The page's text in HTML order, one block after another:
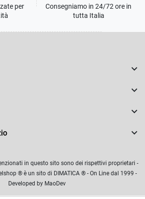
per
Consegniamo in 24/72 ore in
tutta Italia




in questo sito sono dei rispettivi proprietari -
® è un sito di DIMATICA ® - On Line dal 1999 -
Developed by MaoDev